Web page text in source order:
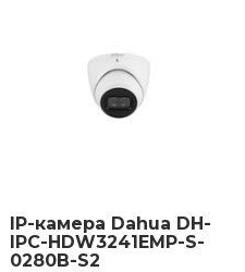
IP-камера Dahua DH-
IPC-HDW3241EMP-S-
0280B-S2